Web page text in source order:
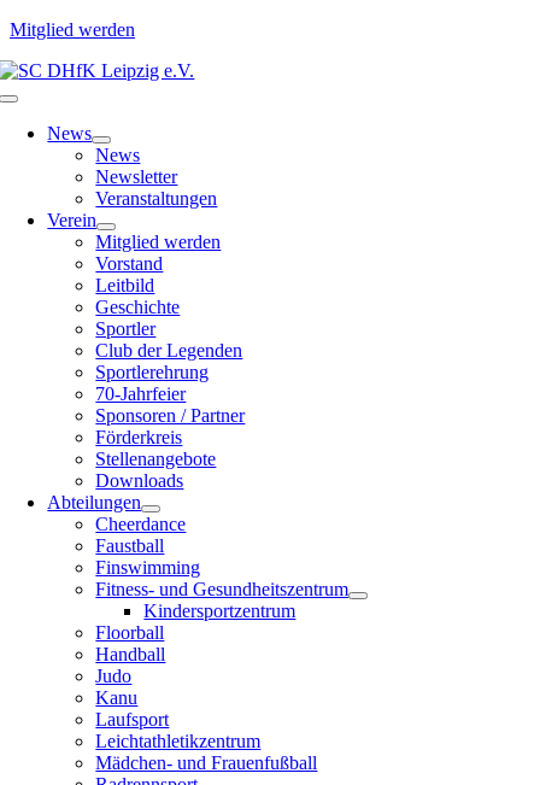
Mitglied werden
Zum
Inhalt
Toggle
NavigationNews
News
Newsletter
Veranstaltungen
Verein
Mitglied werden
Vorstand
Leitbild
Geschichte
Sportler
Club der Legenden
Sportlerehrung
70-Jahrfeier
Sponsoren / Partner
Förderkreis
Stellenangebote
Downloads
Abteilungen
Cheerdance
Faustball
Finswimming
Fitness- und Gesundheitszentrum
Kindersportzentrum
Floorball
Handball
Judo
Kanu
Laufsport
Leichtathletikzentrum
Mädchen- und Frauenfußball